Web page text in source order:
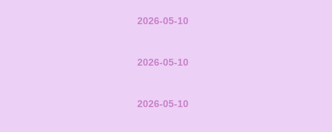
2026-05-10
2026-05-10
2026-05-10